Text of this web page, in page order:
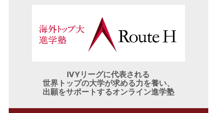
IVYリーグに代表される
世界トップの大学が求める力を養い、
出願をサポートするオンライン進学塾